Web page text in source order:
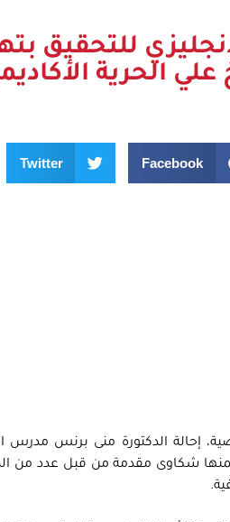
للتحقيق
الحرية
Facebook
Twitter
إحالة الدكتورة منى برنس مدرس
شكاوى مقدمة من قبل عدد من